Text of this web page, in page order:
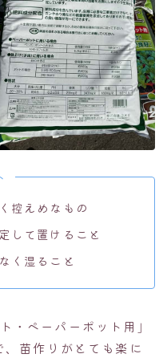
控えめなもの
して置けること
く湿ること
・ペーパーポット用」
、苗作りがとても楽に